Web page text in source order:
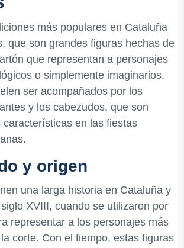
más populares en Cataluña
que son grandes figuras hechas de
que representan a personajes
o simplemente imaginarios.
ser acompañados por los
y los cabezudos, que son
características en las fiestas
y origen
una larga historia en Cataluña y
XVIII, cuando se utilizaron por
representar a los personajes más
corte. Con el tiempo, estas figuras